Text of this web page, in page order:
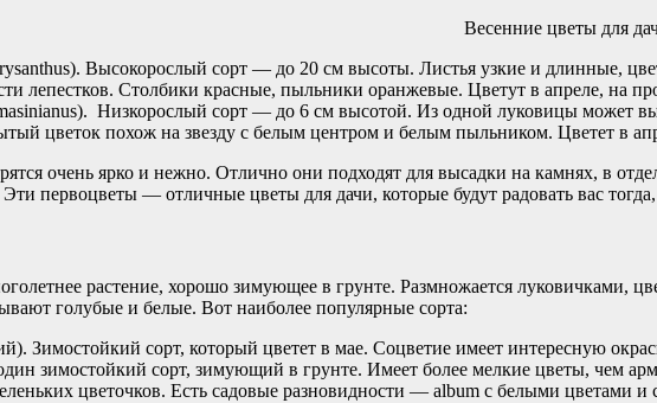
Весенние цветы для
Высокорослый сорт — до 20 см высоты. Листья узкие и длинные,
лепестков. Столбики красные, пыльники оранжевые. Цветут в апреле, на
Низкорослый сорт — до 6 см высотой. Из одной луковицы может
цветок похож на звезду с белым центром и белым пыльником. Цветет в
очень ярко и нежно. Отлично они подходят для высадки на камнях, в
Эти первоцветы — отличные цветы для дачи, которые будут радовать вас
растение, хорошо зимующее в грунте. Размножается луковичками,
голубые и белые. Вот наиболее популярные сорта:
Зимостойкий сорт, который цветет в мае. Соцветие имеет интересную
зимостойкий сорт, зимующий в грунте. Имеет более мелкие цветы, чем
цветочков. Есть садовые разновидности — album с белыми цветами